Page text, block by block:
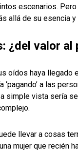
escenarios.
allá de su esencia
¿del valor al
oídos haya llegado
‘pagando’ a las
simple vista sería
llevar a cosas
mujer que recién